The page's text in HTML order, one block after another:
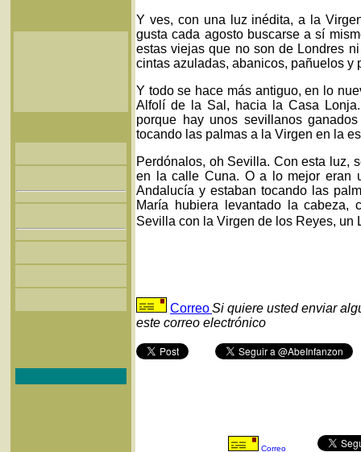
Y ves, con una luz inédita, a la
gusta cada agosto buscarse a sí
estas viejas que no son de Londres
cintas azuladas, abanicos, pañuelos y
Y todo se hace más antiguo, en lo
Alfolí de la Sal, hacia la Casa
porque hay unos sevillanos
tocando las palmas a la Virgen en la
Perdónalos, oh Sevilla. Con esta luz,
en la calle Cuna. O a lo mejor eran
Andalucía y estaban tocando las
María hubiera levantado la
Sevilla con la Virgen de los Reyes, un
CorreoSi quiere usted enviar
este correo electrónico
Correo